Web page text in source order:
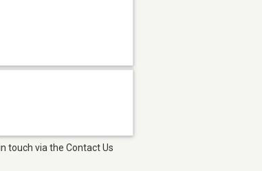
touch via the Contact Us